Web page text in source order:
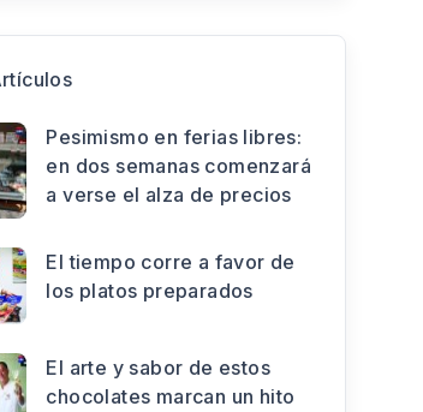
Pesimismo en ferias libres:
en dos semanas comenzará
a verse el alza de precios
El tiempo corre a favor de
los platos preparados
El arte y sabor de estos
chocolates marcan un hito